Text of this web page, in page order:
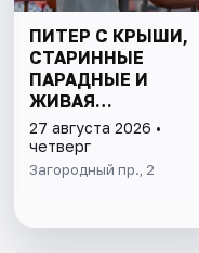
ПИТЕР С КРЫШИ,
СТАРИННЫЕ
ПАРАДНЫЕ И
ЖИВАЯ
КОММУНАЛКА
ДОВЛАТОВА
27 августа 2026 •
четверг
Загородный пр., 2